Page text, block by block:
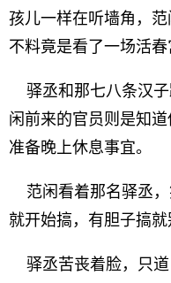
孩儿一样在听墙角，范
不料竟是看了一场活春
驿丞和那七八条汉子
闲前来的官员则是知
准备晚上休息事宜。
范闲看着那名驿丞，
就开始搞，有胆子搞就
驿丞苦丧着脸，只道